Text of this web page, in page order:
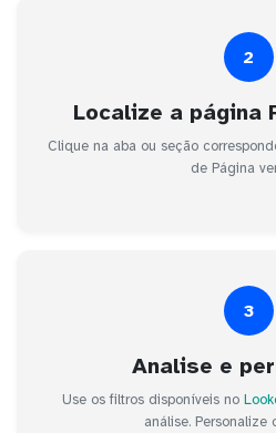
2
Localize a página
Clique na aba ou seção
de Página
3
Analise e
Use os filtros disponíveis no
análise. Personalize